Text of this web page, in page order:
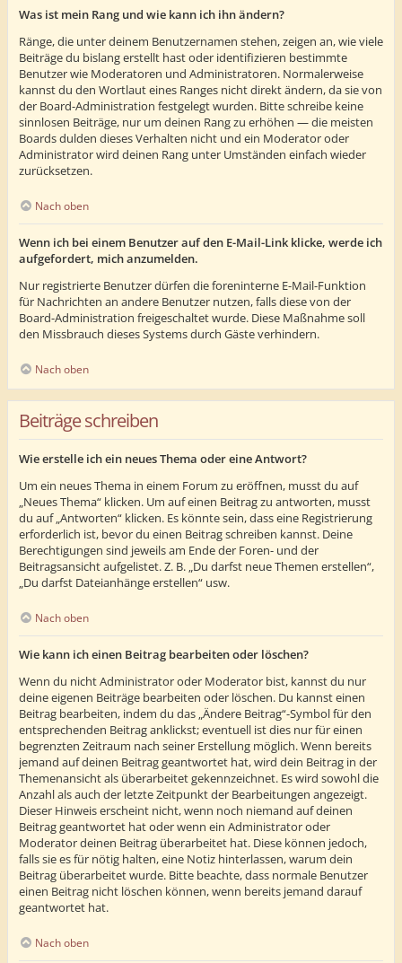
Was ist mein Rang und wie kann ich ihn ändern?
Ränge, die unter deinem Benutzernamen stehen, zeigen an, wie viele
Beiträge du bislang erstellt hast oder identifizieren bestimmte
Benutzer wie Moderatoren und Administratoren. Normalerweise
kannst du den Wortlaut eines Ranges nicht direkt ändern, da sie von
der Board-Administration festgelegt wurden. Bitte schreibe keine
sinnlosen Beiträge, nur um deinen Rang zu erhöhen — die meisten
Boards dulden dieses Verhalten nicht und ein Moderator oder
Administrator wird deinen Rang unter Umständen einfach wieder
zurücksetzen.
Nach oben
Wenn ich bei einem Benutzer auf den E-Mail-Link klicke, werde ich
aufgefordert, mich anzumelden.
Nur registrierte Benutzer dürfen die foreninterne E-Mail-Funktion
für Nachrichten an andere Benutzer nutzen, falls diese von der
Board-Administration freigeschaltet wurde. Diese Maßnahme soll
den Missbrauch dieses Systems durch Gäste verhindern.
Nach oben
Beiträge schreiben
Wie erstelle ich ein neues Thema oder eine Antwort?
Um ein neues Thema in einem Forum zu eröffnen, musst du auf
„Neues Thema“ klicken. Um auf einen Beitrag zu antworten, musst
du auf „Antworten“ klicken. Es könnte sein, dass eine Registrierung
erforderlich ist, bevor du einen Beitrag schreiben kannst. Deine
Berechtigungen sind jeweils am Ende der Foren- und der
Beitragsansicht aufgelistet. Z. B. „Du darfst neue Themen erstellen“,
„Du darfst Dateianhänge erstellen“ usw.
Nach oben
Wie kann ich einen Beitrag bearbeiten oder löschen?
Wenn du nicht Administrator oder Moderator bist, kannst du nur
deine eigenen Beiträge bearbeiten oder löschen. Du kannst einen
Beitrag bearbeiten, indem du das „Ändere Beitrag“-Symbol für den
entsprechenden Beitrag anklickst; eventuell ist dies nur für einen
begrenzten Zeitraum nach seiner Erstellung möglich. Wenn bereits
jemand auf deinen Beitrag geantwortet hat, wird dein Beitrag in der
Themenansicht als überarbeitet gekennzeichnet. Es wird sowohl die
Anzahl als auch der letzte Zeitpunkt der Bearbeitungen angezeigt.
Dieser Hinweis erscheint nicht, wenn noch niemand auf deinen
Beitrag geantwortet hat oder wenn ein Administrator oder
Moderator deinen Beitrag überarbeitet hat. Diese können jedoch,
falls sie es für nötig halten, eine Notiz hinterlassen, warum dein
Beitrag überarbeitet wurde. Bitte beachte, dass normale Benutzer
einen Beitrag nicht löschen können, wenn bereits jemand darauf
geantwortet hat.
Nach oben